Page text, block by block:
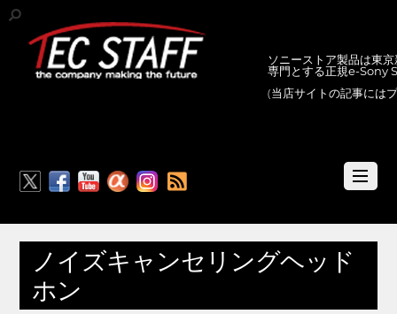
ソニーストア製品は東
専門とする正規e-Sony
(当店サイトの記事には
ノイズキャンセリングヘッド
ホン